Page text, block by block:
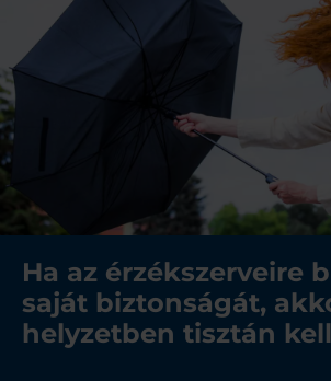
Ha az érzékszerveire
saját biztonságát,
helyzetben tisztán